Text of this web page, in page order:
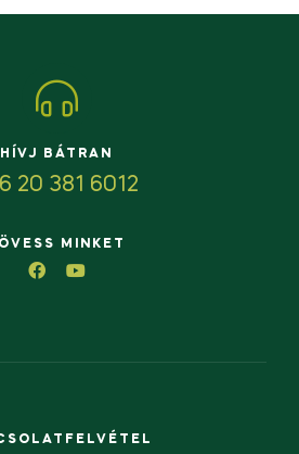
HÍVJ BÁTRAN
20 381 6012
MINKET